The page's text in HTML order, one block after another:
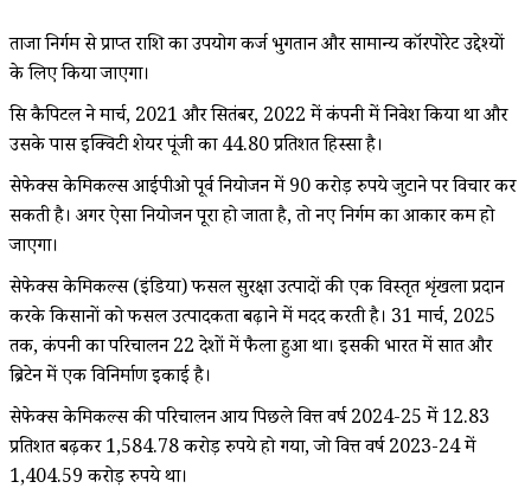
ताजा निर्गम से प्राप्त राशि का उपयोग कर्ज भुगतान और सामान्य कॉरपोरेट उद्देश्यों
के लिए किया जाएगा।
क्रिस कैपिटल ने मार्च, 2021 और सितंबर, 2022 में कंपनी में निवेश किया था और
उसके पास इक्विटी शेयर पूंजी का 44.80 प्रतिशत हिस्सा है।
सेफेक्स केमिकल्स आईपीओ पूर्व नियोजन में 90 करोड़ रुपये जुटाने पर विचार कर
सकती है। अगर ऐसा नियोजन पूरा हो जाता है, तो नए निर्गम का आकार कम हो
जाएगा।
सेफेक्स केमिकल्स (इंडिया) फसल सुरक्षा उत्पादों की एक विस्तृत शृंखला प्रदान
करके किसानों को फसल उत्पादकता बढ़ाने में मदद करती है। 31 मार्च, 2025
तक, कंपनी का परिचालन 22 देशों में फैला हुआ था। इसकी भारत में सात और
ब्रिटेन में एक विनिर्माण इकाई है।
सेफेक्स केमिकल्स की परिचालन आय पिछले वित्त वर्ष 2024-25 में 12.83
प्रतिशत बढ़कर 1,584.78 करोड़ रुपये हो गया, जो वित्त वर्ष 2023-24 में
1,404.59 करोड़ रुपये था।